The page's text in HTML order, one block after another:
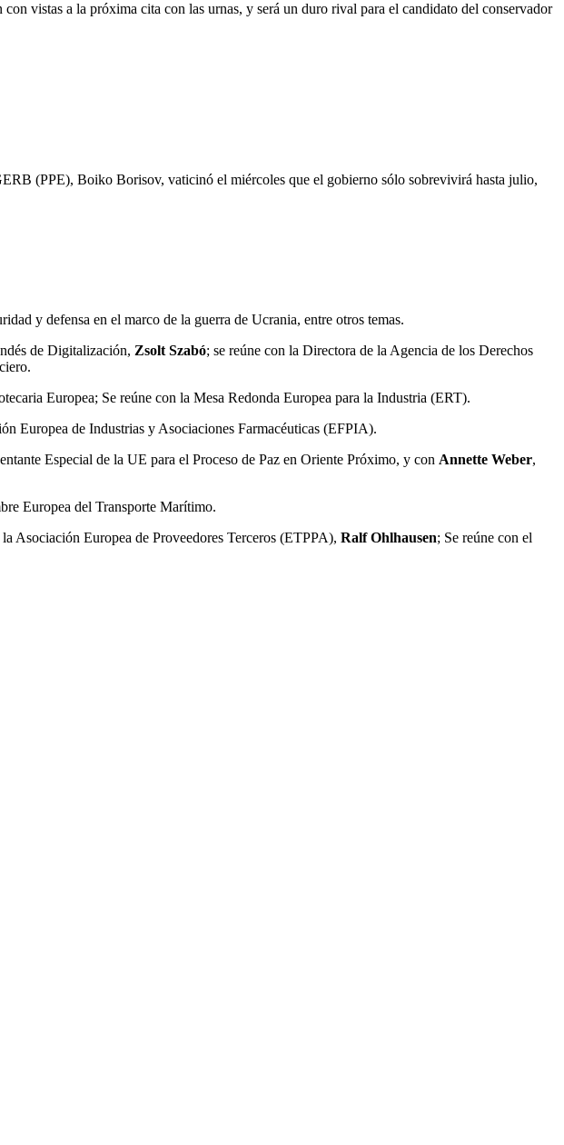
vistas a la próxima cita con las urnas, y será un duro rival para el candidato del conservador
(PPE), Boiko Borisov, vaticinó el miércoles que el gobierno sólo sobrevivirá hasta julio,
y defensa en el marco de la guerra de Ucrania, entre otros temas.
de Digitalización, Zsolt Szabó; se reúne con la Directora de la Agencia de los Derechos
Europea; Se reúne con la Mesa Redonda Europea para la Industria (ERT).
Europea de Industrias y Asociaciones Farmacéuticas (EFPIA).
Especial de la UE para el Proceso de Paz en Oriente Próximo, y con Annette Weber,
Europea del Transporte Marítimo.
Asociación Europea de Proveedores Terceros (ETPPA), Ralf Ohlhausen; Se reúne con el